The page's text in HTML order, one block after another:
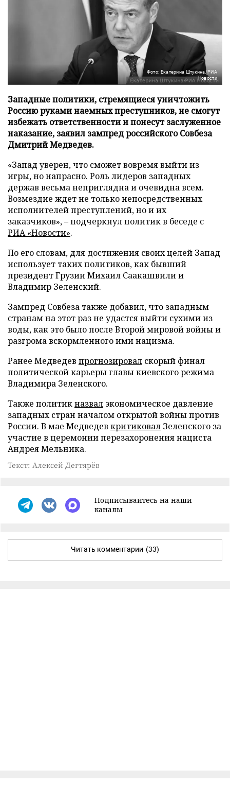
Фото: Екатерина Штукина/РИА
Новости
Западные политики, стремящиеся уничтожить
Россию руками наемных преступников, не смогут
избежать ответственности и понесут заслуженное
наказание, заявил зампред российского Совбеза
Дмитрий Медведев.
«Запад уверен, что сможет вовремя выйти из
игры, но напрасно. Роль лидеров западных
держав весьма неприглядна и очевидна всем.
Возмездие ждет не только непосредственных
исполнителей преступлений, но и их
заказчиков», – подчеркнул политик в беседе с
РИА «Новости».
По его словам, для достижения своих целей Запад
использует таких политиков, как бывший
президент Грузии Михаил Саакашвили и
Владимир Зеленский.
Зампред Совбеза также добавил, что западным
странам на этот раз не удастся выйти сухими из
воды, как это было после Второй мировой войны и
разгрома вскормленного ими нацизма.
Ранее Медведев прогнозировал скорый финал
политической карьеры главы киевского режима
Владимира Зеленского.
Также политикназвал экономическое давление
западных стран началом открытой войны против
России. В мае Медведев критиковал Зеленского за
участие в церемонии перезахоронения нациста
Андрея Мельника.
Текст: Алексей Дегтярёв
Подписывайтесь на наши
каналы
Читать комментарии (33)